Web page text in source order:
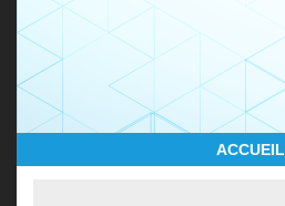
ACCUEIL